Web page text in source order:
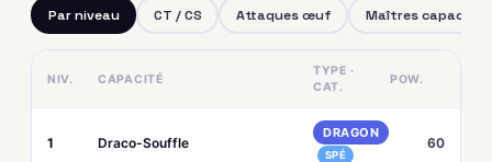
Par niveau CT / CS Attaques œuf Maîtres capacités
NIV. CAPACITÉ
TYPE ·
CAT.
POW.
1 Draco-Souffle
DRAGON
SPÉ
60